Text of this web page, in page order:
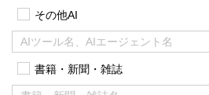
その他AI
書籍・新聞・雑誌